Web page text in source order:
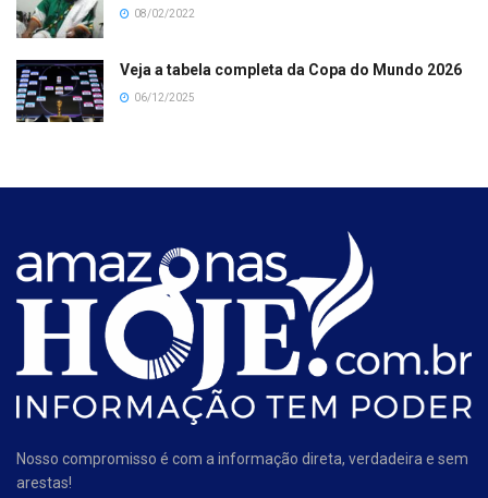
08/02/2022
Veja a tabela completa da Copa do Mundo 2026
06/12/2025
Nosso compromisso é com a informação direta, verdadeira e sem
arestas!